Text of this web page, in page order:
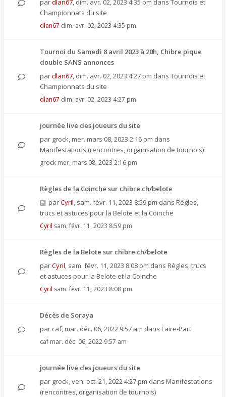
pardlan67, dim. avr. 02, 2023 4:35 pm dans Tournois et
Championnats du site
dlan67 dim. avr. 02, 2023 4:35 pm
Tournoi du Samedi 8 avril 2023 à 20h, Chibre pique
double SANS annonces
pardlan67, dim. avr. 02, 2023 4:27 pm dans Tournois et
Championnats du site
dlan67 dim. avr. 02, 2023 4:27 pm
journée live des joueurs du site
par grock, mer. mars 08, 2023 2:16 pm dans
Manifestations (rencontres, organisation de tournois)
grock mer. mars 08, 2023 2:16 pm
Règles de la Coinche sur chibre.ch/belote
parCyril, sam. févr. 11, 2023 8:59 pm dans Règles,
trucs et astuces pour la Belote et la Coinche
Cyril sam. févr. 11, 2023 8:59 pm
Règles de la Belote sur chibre.ch/belote
parCyril, sam. févr. 11, 2023 8:08 pm dans Règles, trucs
et astuces pour la Belote et la Coinche
Cyril sam. févr. 11, 2023 8:08 pm
Décès de Soraya
par caf, mar. déc. 06, 2022 9:57 am dans Faire-Part
caf mar. déc. 06, 2022 9:57 am
journée live des joueurs du site
par grock,ven. oct. 21, 2022 4:27 pm dans Manifestations
(rencontres, organisation de tournois)